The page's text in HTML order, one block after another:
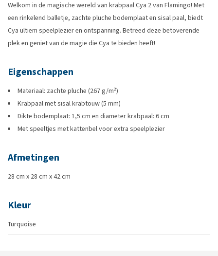
Welkom in de magische wereld van krabpaal Cya 2 van Flamingo! Met
een rinkelend balletje, zachte pluche bodemplaat en sisal paal, biedt
Cya ultiem speelplezier en ontspanning. Betreed deze betoverende
plek en geniet van de magie die Cya te bieden heeft!
Eigenschappen
Materiaal: zachte pluche (267 g/m²)
Krabpaal met sisal krabtouw (5 mm)
Dikte bodemplaat: 1,5 cm en diameter krabpaal: 6 cm
Met speeltjes met kattenbel voor extra speelplezier
Afmetingen
28 cm x 28 cm x 42 cm
Kleur
Turquoise